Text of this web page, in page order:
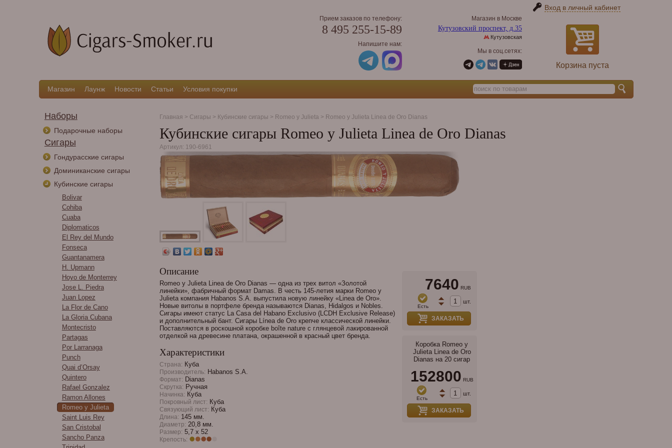
Вход в личный кабинет
Корзина пуста
Магазин в Москве
Кутузовский проспект, д.35
Кутузовская
Мы в соц.сетях:
Прием заказов по телефону:
8 495 255-15-89
Напишите нам:
Магазин Лаунж Новости Статьи Условия покупки
Наборы
Подарочные наборы
Сигары
Гондурасские сигары
Доминиканские сигары
Кубинские сигары
Bolivar
Cohiba
Cuaba
Diplomaticos
El Rey del Mundo
Fonseca
Guantanamera
H. Upmann
Hoyo de Monterrey
Jose L. Piedra
Juan Lopez
La Flor de Cano
La Gloria Cubana
Montecristo
Partagas
Por Larranaga
Punch
Quai d’Orsay
Quintero
Rafael Gonzalez
Ramon Allones
Romeo y Julieta
Saint Luis Rey
San Cristobal
Sancho Panza
Главная > Сигары > Кубинские сигары > Romeo y Julieta > Romeo y Julieta Linea de Oro Dianas
Кубинские сигары Romeo y Julieta Linea de Oro Dianas
Артикул: 190-6961
Описание
Romeo y Julieta Linea de Oro Dianas — одна из трех витол «Золотой
линейки», фабричный формат Damas. В честь 145-летия марки Romeo y
Julieta компания Habanos S.A. выпустила новую линейку «Linea de Oro».
Новые витолы в портфеле бренда называются Dianas, Hidalgos и Nobles.
Сигары имеют статус La Casa del Habano Exclusivo (LCDH Exclusive Release)
и дополнительный бант. Сигары Línea de Oro крепче классической линейки.
Поставляются в роскошной коробке boîte nature с глянцевой лакированной
отделкой на древесине платана, окрашенной в красный цвет бренда.
Характеристики
Страна: Куба
Производитель: Habanos S.A.
Формат: Dianas
Скрутка: Ручная
Начинка: Куба
Покровный лист: Куба
Связующий лист: Куба
Длина: 145 мм.
Диаметр: 20,8 мм.
Размер: 5,7 х 52
Крепость:
7640 RUB
Есть
шт.
ЗАКАЗАТЬ
Коробка Romeo y
Julieta Linea de Oro
Dianas на 20 сигар
152800 RUB
Есть
шт.
ЗАКАЗАТЬ